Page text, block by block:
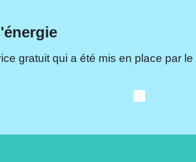
gratuit qui a été mis en place par